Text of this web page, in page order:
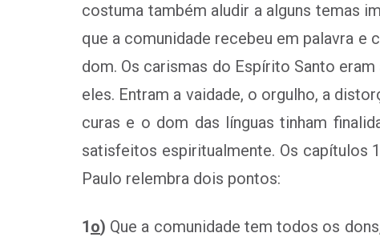
costuma também aludir a alguns temas
que a comunidade recebeu em palavra e
dom. Os carismas do Espírito Santo
eles. Entram a vaidade, o orgulho, a
curas e o dom das línguas tinham
satisfeitos espiritualmente. Os capítulos
Paulo relembra dois pontos:
1o) Que a comunidade tem todos os